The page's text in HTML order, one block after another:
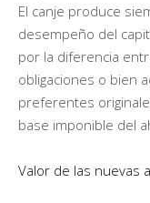
El canje produce
desempeño del
por la diferencia
obligaciones o bien
preferentes
base imponible del
Valor de las nuevas